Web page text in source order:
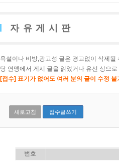
자유게시판
욕설이나 비방,광고성 글은 경고없이 삭제될
당 연맹에서 게시 글을 읽었거나 유선 상으
[접수] 표기가 없어도 여러 분의 글이 수정
새로고침 접수글쓰기
번호